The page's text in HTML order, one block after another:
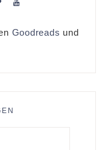
Goodreads und